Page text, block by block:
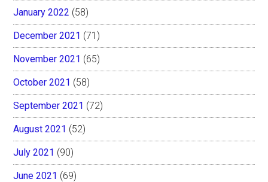
January 2022 (58)
December 2021 (71)
November 2021 (65)
October 2021 (58)
September 2021 (72)
August 2021 (52)
July 2021 (90)
June 2021 (69)